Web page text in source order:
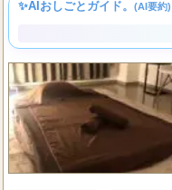
✨AIおしごとガイド。(AI要約)